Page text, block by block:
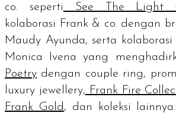
co. seperti See The Light
kolaborasi Frank & co. dengan
Maudy Ayunda, serta
Monica Ivena yang
Poetry dengan couple ring,
luxury jewellery, Frank Fire
Frank Gold , dan koleksi